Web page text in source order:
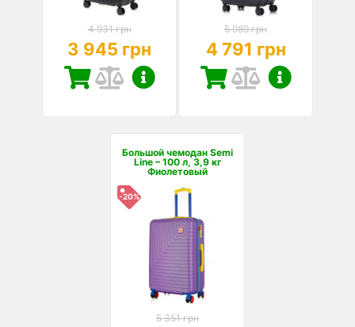
4 931 грн
3 945 грн
5 989 грн
4 791 грн
Большой чемодан Semi
Line – 100 л, 3,9 кг
Фиолетовый
-20%
5 351 грн